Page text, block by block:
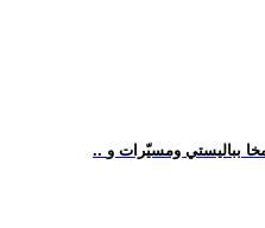
بباليستي ومسيّرات و